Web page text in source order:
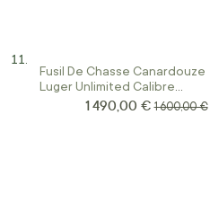
Fusil De Chasse Canardouze
Luger Unlimited Calibre
Prix Spécial
1 490,00 € Prix normal
1 600,00 €